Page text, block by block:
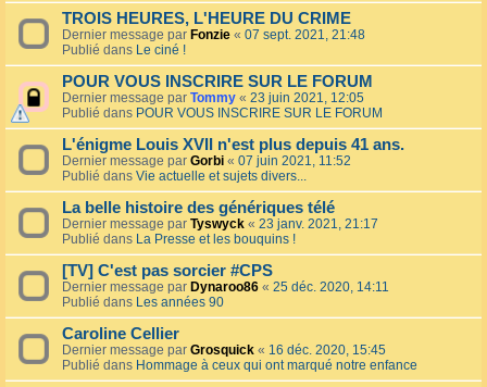
TROIS HEURES, L'HEURE DU CRIME
Dernier message par Fonzie « 07 sept. 2021, 21:48
Publié dans Le ciné !
POUR VOUS INSCRIRE SUR LE FORUM
Dernier message par Tommy « 23 juin 2021, 12:05
Publié dans POUR VOUS INSCRIRE SUR LE FORUM
L'énigme Louis XVII n'est plus depuis 41 ans.
Dernier message par Gorbi « 07 juin 2021, 11:52
Publié dans Vie actuelle et sujets divers...
La belle histoire des génériques télé
Dernier message par Tyswyck « 23 janv. 2021, 21:17
Publié dans La Presse et les bouquins !
[TV] C'est pas sorcier #CPS
Dernier message par Dynaroo86 « 25 déc. 2020, 14:11
Publié dans Les années 90
Caroline Cellier
Dernier message par Grosquick « 16 déc. 2020, 15:45
Publié dans Hommage à ceux qui ont marqué notre enfance